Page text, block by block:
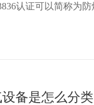
认证可以简称为
备是怎么分类